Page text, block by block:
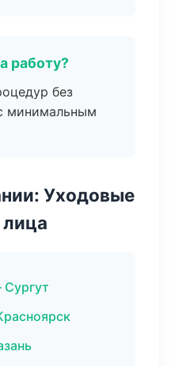
работу?
без
минимальным
Уходовые